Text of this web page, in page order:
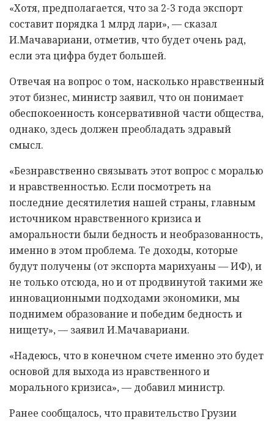
«Хотя, предполагается, что за 2-3 года экспорт
составит порядка 1 млрд лари», — сказал
И.Мачавариани, отметив, что будет очень рад,
если эта цифра будет большей.
Отвечая на вопрос о том, насколько нравственный
этот бизнес, министр заявил, что он понимает
обеспокоенность консервативной части общества,
однако, здесь должен преобладать здравый
смысл.
«Безнравственно связывать этот вопрос с моралью
и нравственностью. Если посмотреть на
последние десятилетия нашей страны, главным
источником нравственного кризиса и
аморальности были бедность и необразованность,
именно в этом проблема. Те доходы, которые
будут получены (от экспорта марихуаны — ИФ), и
не только отсюда, но и от продвинутой такими же
инновационными подходами экономики, мы
поднимем образование и победим бедность и
нищету», — заявил И.Мачавариани.
«Надеюсь, что в конечном счете именно это будет
основой для выхода из нравственного и
морального кризиса», — добавил министр.
Ранее сообщалось, что правительство Грузии